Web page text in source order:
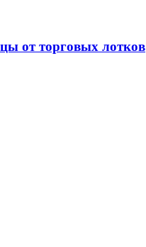
от торговых лотков